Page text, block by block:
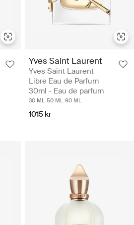
Yves Saint Laurent
Yves Saint Laurent
Libre Eau de Parfum
30ml - Eau de parfum
30 ML 50 ML 90 ML
1015 kr